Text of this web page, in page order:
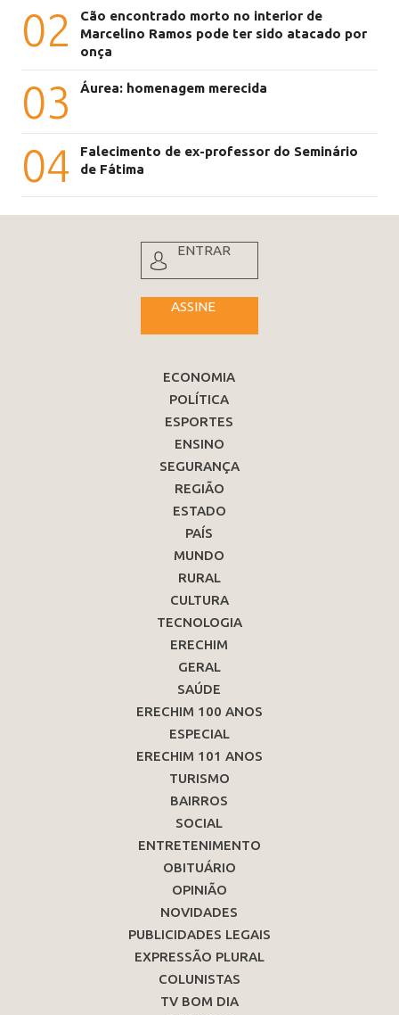
02
Cão encontrado morto no interior de
Marcelino Ramos pode ter sido atacado por
onça
03 Áurea: homenagem merecida
04
Falecimento de ex-professor do Seminário
de Fátima
ENTRAR
ASSINE
ECONOMIA
POLÍTICA
ESPORTES
ENSINO
SEGURANÇA
REGIÃO
ESTADO
PAÍS
MUNDO
RURAL
CULTURA
TECNOLOGIA
ERECHIM
GERAL
SAÚDE
ERECHIM 100 ANOS
ESPECIAL
ERECHIM 101 ANOS
TURISMO
BAIRROS
SOCIAL
ENTRETENIMENTO
OBITUÁRIO
OPINIÃO
NOVIDADES
PUBLICIDADES LEGAIS
EXPRESSÃO PLURAL
COLUNISTAS
TV BOM DIA